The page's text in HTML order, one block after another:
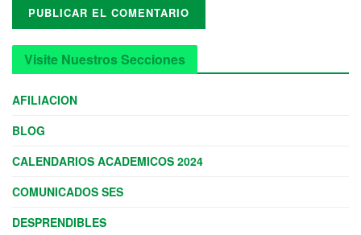
Visite Nuestros Secciones
AFILIACION
BLOG
CALENDARIOS ACADEMICOS 2024
COMUNICADOS SES
DESPRENDIBLES